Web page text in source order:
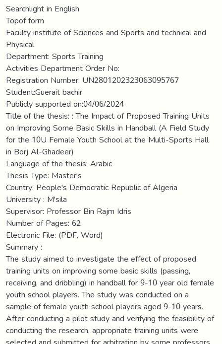
Searchlight in English
Topof form
Faculty institute of Sciences and Sports and technical and
Physical
Department: Sports Training
Activities Department Order No:
Registration Number: UN2801202323063095767
Student:Guerait bachir
Publicly supported on:04/06/2024
Title of the thesis: : The Impact of Proposed Training Units
on Improving Some Basic Skills in Handball (A Field Study
for the 10U Female Youth School at the Multi-Sports Hall
in Borj Al-Ghadeer)
Language of the thesis: Arabic
Thesis Type: Master's
Country: People's Democratic Republic of Algeria
University : M'sila
Supervisor: Professor Bin Rajm Idris
Number of Pages: 62
Electronic File: (PDF, Word)
Summary :
The study aimed to investigate the effect of proposed
training units on improving some basic skills (passing,
receiving, and dribbling) in handball for 9-10 year old female
youth school players. The study was conducted on a
sample of female youth school players aged 9-10 years.
After conducting a pilot study and verifying the feasibility of
conducting the research, appropriate training units were